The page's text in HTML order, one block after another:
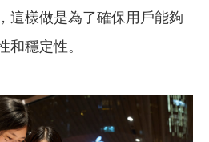
這樣做是為了確保用戶能夠
和穩定性。